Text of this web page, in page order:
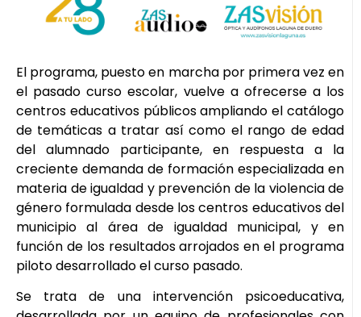
El programa, puesto en marcha por primera vez en
el pasado curso escolar, vuelve a ofrecerse a los
centros educativos públicos ampliando el catálogo
de temáticas a tratar así como el rango de edad
del alumnado participante, en respuesta a la
creciente demanda de formación especializada en
materia de igualdad y prevención de la violencia de
género formulada desde los centros educativos del
municipio al área de igualdad municipal, y en
función de los resultados arrojados en el programa
piloto desarrollado el curso pasado.
Se trata de una intervención psicoeducativa,